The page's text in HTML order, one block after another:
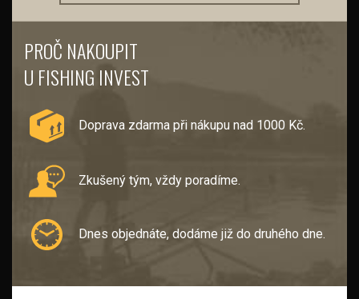
PROČ NAKOUPIT
U FISHING INVEST
Doprava zdarma při nákupu nad 1000 Kč.
Zkušený tým, vždy poradíme.
Dnes objednáte, dodáme již do druhého dne.